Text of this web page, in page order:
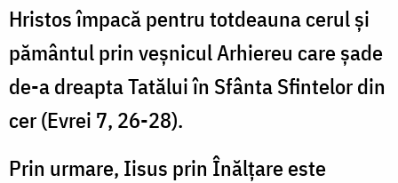
Hristos împacă pentru totdeauna cerul și
pământul prin veșnicul Arhiereu care șade
de-a dreapta Tatălui în Sfânta Sfintelor din
cer (Evrei 7, 26-28).
Prin urmare, Iisus prin Înălțare este